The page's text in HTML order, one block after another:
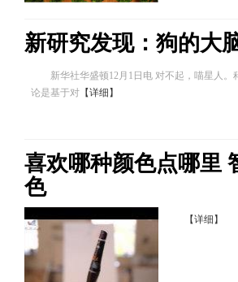
新研究发现：狗的大
新华社华盛顿12月1日电 对不起，喵星人。
论是基于对 【详细】
喜欢哪种颜色点哪里
色
【详细】